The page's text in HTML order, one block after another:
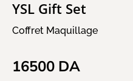
YSL Gift Set
Coffret Maquillage
16500 DA